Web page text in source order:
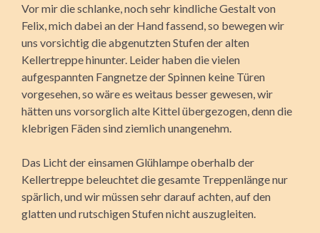
Vor mir die schlanke, noch sehr kindliche Gestalt von
Felix, mich dabei an der Hand fassend, so bewegen wir
uns vorsichtig die abgenutzten Stufen der alten
Kellertreppe hinunter. Leider haben die vielen
aufgespannten Fangnetze der Spinnen keine Türen
vorgesehen, so wäre es weitaus besser gewesen, wir
hätten uns vorsorglich alte Kittel übergezogen, denn die
klebrigen Fäden sind ziemlich unangenehm.
Das Licht der einsamen Glühlampe oberhalb der
Kellertreppe beleuchtet die gesamte Treppenlänge nur
spärlich, und wir müssen sehr darauf achten, auf den
glatten und rutschigen Stufen nicht auszugleiten.